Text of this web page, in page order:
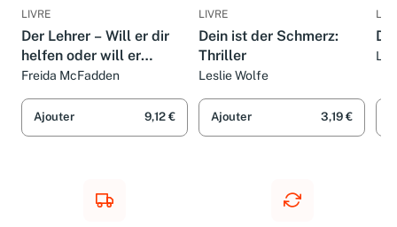
LIVRE
Der Lehrer – Will er dir
helfen oder will er
deinen Tod?: Thriller -
Von der Autorin des
Weltbestsellers »Wenn
sie wüsste«.
Freida McFadden
Ajouter 9,12 €
LIVRE
Dein ist der Schmerz:
Thriller
Leslie Wolfe
Ajouter 3,19 €